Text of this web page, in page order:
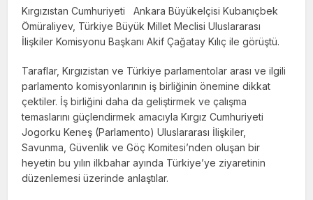
Kırgızıstan Cumhuriyeti Ankara Büyükelçisi Kubanıçbek
Ömüraliyev, Türkiye Büyük Millet Meclisi Uluslararası
İlişkiler Komisyonu Başkanı Akif Çağatay Kılıç ile görüştü.
Taraflar, Kırgızistan ve Türkiye parlamentolar arası ve ilgili
parlamento komisyonlarının iş birliğinin önemine dikkat
çektiler. İş birliğini daha da geliştirmek ve çalışma
temaslarını güçlendirmek amacıyla Kırgız Cumhuriyeti
Jogorku Keneş (Parlamento) Uluslararası İlişkiler,
Savunma, Güvenlik ve Göç Komitesi’nden oluşan bir
heyetin bu yılın ilkbahar ayında Türkiye’ye ziyaretinin
düzenlemesi üzerinde anlaştılar.